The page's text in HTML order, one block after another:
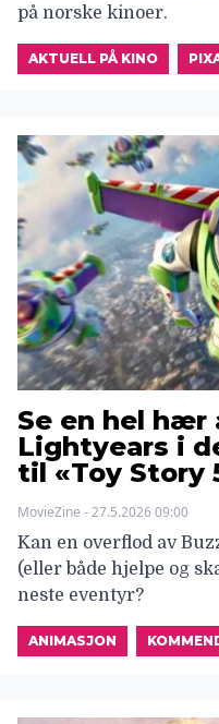
på norske kinoer.
AKTUELL PÅ KINO
Se en hel hær
Lightyears i
til «Toy Story
MovieZine - 27.5.2026 09:00
Kan en overflod av
(eller både hjelpe og
neste eventyr?
ANIMASJON